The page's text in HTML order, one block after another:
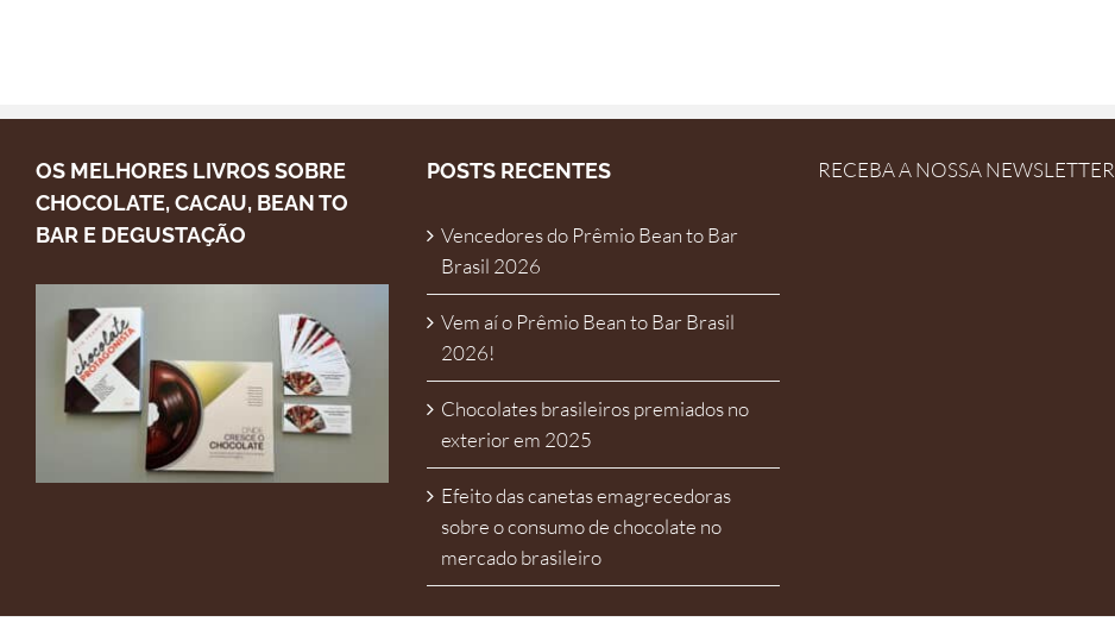
OS MELHORES LIVROS SOBRE
CHOCOLATE, CACAU, BEAN TO
BAR E DEGUSTAÇÃO
POSTS RECENTES
Vencedores do Prêmio Bean to Bar
Brasil 2026
Vem aí o Prêmio Bean to Bar Brasil
2026!
Chocolates brasileiros premiados no
exterior em 2025
Efeito das canetas emagrecedoras
sobre o consumo de chocolate no
mercado brasileiro
RECEBA A NOSSA NEWSLETTER